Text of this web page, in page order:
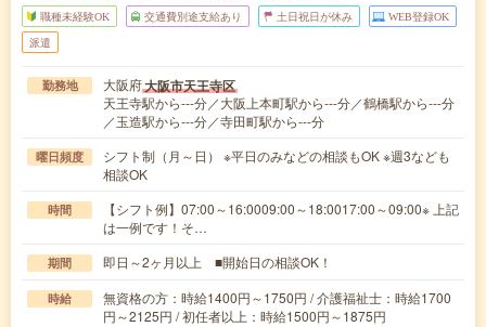
職種未経験OK 交通費別途支給あり 土日祝日が休み WEB登録OK
派遣
勤務地 大阪府大阪市天王寺区
天王寺駅から---分／大阪上本町駅から---分／鶴橋駅から---分
／玉造駅から---分／寺田町駅から---分
曜日頻度
シフト制（月～日） ※平日のみなどの相談もOK ※週3なども
相談OK
時間
【シフト例】07:00～16:0009:00～18:0017:00～09:00※ 上記
は一例です！そ…
期間 即日～2ヶ月以上 ■開始日の相談OK！
時給
無資格の方：時給1400円～1750円 / 介護福祉士：時給1700
円～2125円 / 初任者以上：時給1500円～1875円